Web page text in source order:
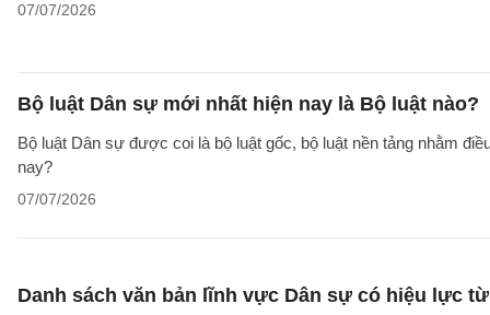
07/07/2026
Bộ luật Dân sự mới nhất hiện nay là Bộ luật nào?
Bộ luật Dân sự được coi là bộ luật gốc, bộ luật nền tảng nhằm
nay?
07/07/2026
Danh sách văn bản lĩnh vực Dân sự có hiệu lực từ